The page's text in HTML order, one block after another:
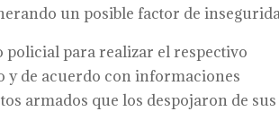
un posible factor de
policial para realizar el respectivo
y de acuerdo con informaciones
armados que los despojaron de sus